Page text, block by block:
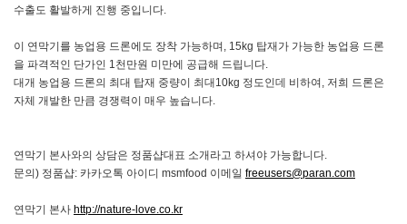
수출도 활발하게 진행 중입니다.
이 연막기를 농업용 드론에도 장착 가능하며, 15kg 탑재가 가능한 농업용 드론
을 파격적인 단가인 1천만원 미만에 공급해 드립니다.
대개 농업용 드론의 최대 탑재 중량이 최대10kg 정도인데 비하여, 저희 드론은
자체 개발한 만큼 경쟁력이 매우 높습니다.
연막기 본사와의 상담은 정품샵대표 소개라고 하셔야 가능합니다.
문의) 정품샵: 카카오톡 아이디 msmfood 이메일 freeusers@paran.com
연막기 본사 http://nature-love.co.kr